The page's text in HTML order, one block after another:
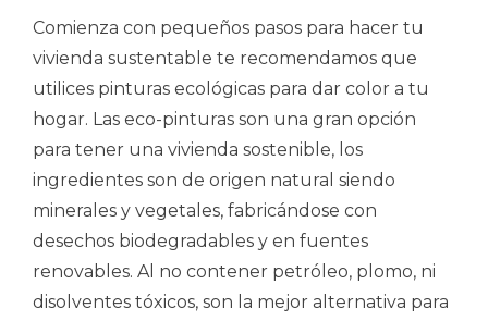
Comienza con pequeños pasos para hacer tu
vivienda sustentable te recomendamos que
utilices pinturas ecológicas para dar color a tu
hogar. Las eco-pinturas son una gran opción
para tener una vivienda sostenible, los
ingredientes son de origen natural siendo
minerales y vegetales, fabricándose con
desechos biodegradables y en fuentes
renovables. Al no contener petróleo, plomo, ni
disolventes tóxicos, son la mejor alternativa para